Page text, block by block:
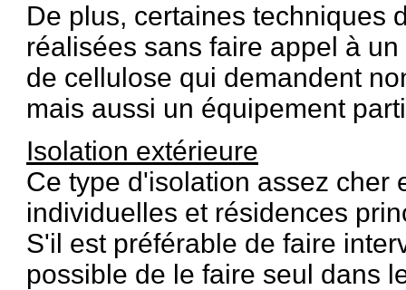
De plus, certaines techniques
réalisées sans faire appel à
de cellulose qui demandent
mais aussi un équipement
Isolation extérieure
Ce type d'isolation assez cher
individuelles et résidences
S'il est préférable de faire
possible de le faire seul dans